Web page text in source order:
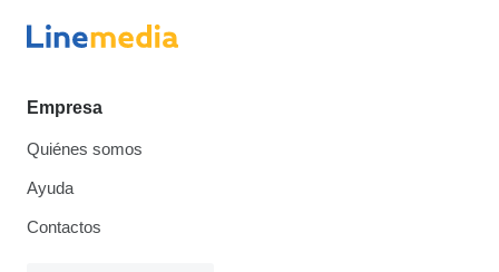
Empresa
Quiénes somos
Ayuda
Contactos